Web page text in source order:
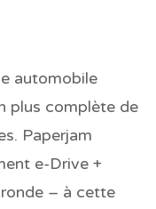
automobile
plus complète de
Paperjam
e-Drive +
– à cette